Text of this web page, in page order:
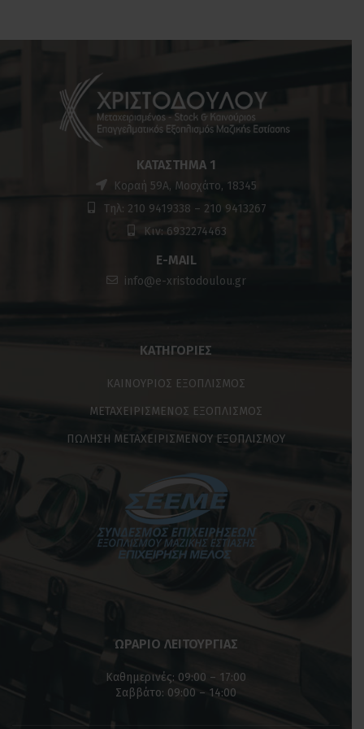
ΚΑΤΆΣΤΗΜΑ 1
Κοραή 59Α, Μοσχάτο, 18345
Τηλ: 210 9419338 – 210 9413267
Κιν: 6932274463
E-MAIL
info@e-xristodoulou.gr
ΚΑΤΗΓΟΡΊΕΣ
ΚΑΙΝΟΥΡΙΟΣ ΕΞΟΠΛΙΣΜΟΣ
ΜΕΤΑΧΕΙΡΙΣΜΕΝΟΣ ΕΞΟΠΛΙΣΜΟΣ
ΠΩΛΗΣΗ ΜΕΤΑΧΕΙΡΙΣΜΕΝΟΥ ΕΞΟΠΛΙΣΜΟΥ
ΩΡΑΡΙΟ ΛΕΙΤΟΥΡΓΙΑΣ
Καθημερινές: 09:00 – 17:00
Σαββάτο: 09:00 – 14:00